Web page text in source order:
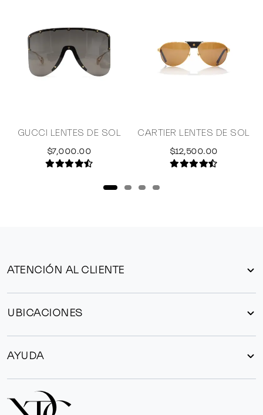
GUCCI LENTES DE SOL
$7,000.00
CARTIER LENTES DE SOL
$12,500.00
ATENCIÓN AL CLIENTE
UBICACIONES
AYUDA